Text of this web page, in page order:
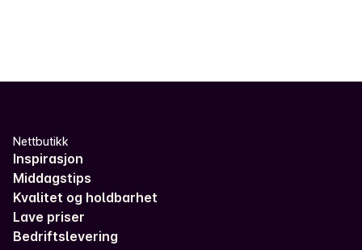
Nettbutikk
Inspirasjon
Middagstips
Kvalitet og holdbarhet
Lave priser
Bedriftslevering